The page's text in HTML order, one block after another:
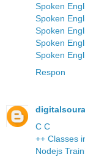
Spoken
Spoken
Spoken
Spoken
Spoken
Respon
C C
++ Classes
Nodejs